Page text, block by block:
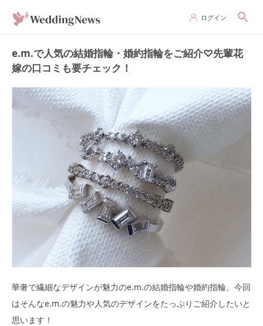
ログイン
e.m.で人気の結婚指輪・婚約指輪をご紹介♡先輩花
嫁の口コミも要チェック！
華奢で繊細なデザインが魅力のe.m.の結婚指輪や婚約指輪。今回
はそんなe.m.の魅力や人気のデザインをたっぷりご紹介したいと
思います！